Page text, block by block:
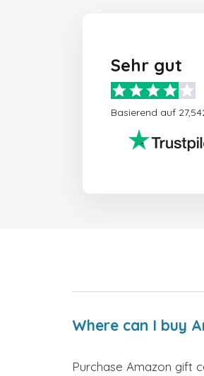
Sehr gut
Basierend auf
Where can I buy
Purchase Amazon gift